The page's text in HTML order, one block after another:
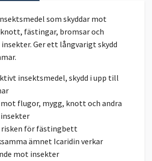
som skyddar mot
fästingar, bromsar och
Ger ett långvarigt skydd
insektsmedel, skydd i upp till
mot flugor, mygg, knott och andra
risken för fästingbett
ämnet Icaridin verkar
mot insekter